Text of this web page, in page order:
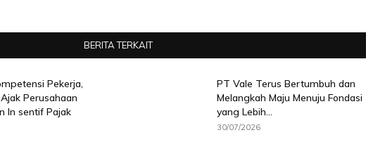
BERITA TERKAIT
Pekerja,
Perusahaan
In sentif Pajak
PT Vale Terus Bertumbuh dan
Melangkah Maju Menuju Fondasi
yang Lebih...
30/07/2026